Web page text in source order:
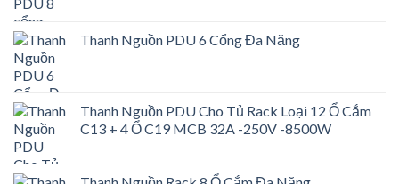
Thanh Nguồn PDU 6 Cổng Đa Năng
Thanh Nguồn PDU Cho Tủ Rack Loại 12 Ổ Cắm
C13 + 4 Ổ C19 MCB 32A -250V -8500W